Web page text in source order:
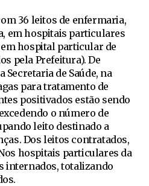
36 leitos de enfermaria,
em hospitais particulares
em hospital particular de
pela Prefeitura). De
Secretaria de Saúde, na
para tratamento de
positivados estão sendo
o número de
leito destinado a
Dos leitos contratados,
hospitais particulares da
internados, totalizando